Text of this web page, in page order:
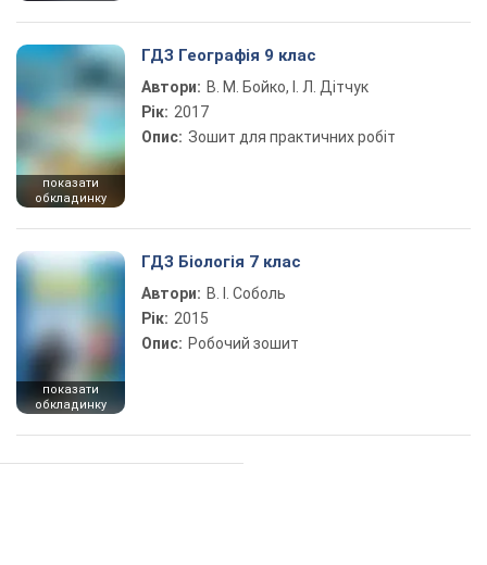
показати
обкладинку
ГДЗ Географія 9 клас
Автори: В. М. Бойко, І. Л. Дітчук
Рік: 2017
Опис: Зошит для практичних робіт
показати
обкладинку
ГДЗ Біологія 7 клас
Автори: В. І. Соболь
Рік: 2015
Опис: Робочий зошит